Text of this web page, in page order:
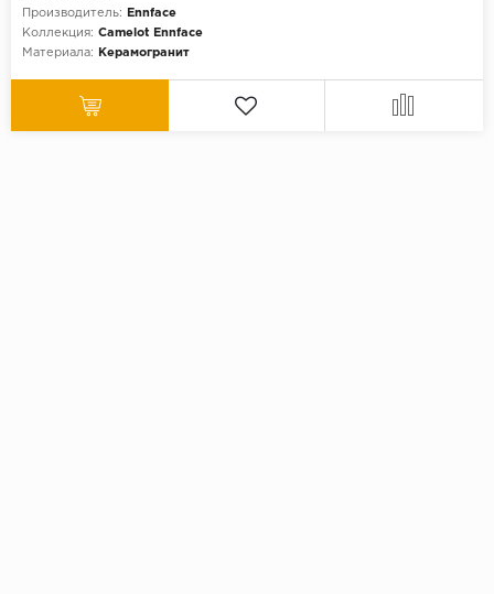
Производитель:
Ennface
Коллекция: Camelot Ennface
Материала:
Керамогранит